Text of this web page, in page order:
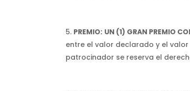
PREMIO: UN (1) GRAN PREMIO
entre el valor declarado y el
patrocinador se reserva el